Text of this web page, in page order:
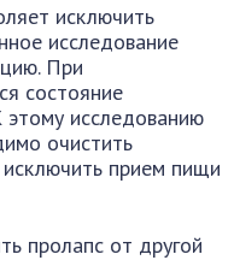
исключить
исследование
При
состояние
исследованию
очистить
прием пищи
пролапс от другой